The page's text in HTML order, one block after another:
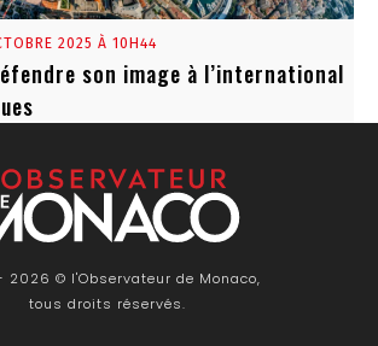
2025 À 10H44
son image à l’international
2026 © l'Observateur de Monaco,
tous droits réservés.